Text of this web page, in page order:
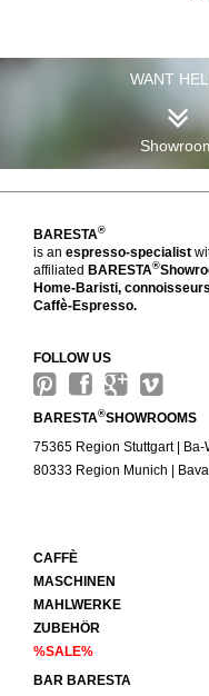
WANT
BARESTA®
is an espresso-specialist
affiliated BARESTA®
Home-Baristi,
Caffè-Espresso.
FOLLOW US
BARESTA®SHOWROOMS
75365 Region Stuttgart | Ba-
80333 Region Munich |
CAFFÈ
MASCHINEN
MAHLWERKE
ZUBEHÖR
%SALE%
BAR BARESTA